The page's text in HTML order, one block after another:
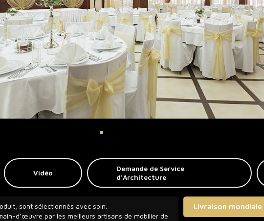
Vidéo
Demande de Service
d'Architecture
sont sélectionnés avec soin.
d’œuvre par les meilleurs artisans de mobilier de
Livraison mondiale